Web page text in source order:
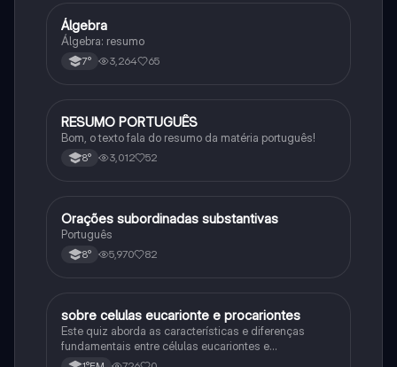
Matematica
Álgebra
Álgebra: resumo
7° 3,264 65
Português
RESUMO PORTUGUÊS
Bom, o texto fala do resumo da matéria português!
8° 3,012 52
Português
Orações subordinadas substantivas
Português
8° 5,970 82
Biologia
sobre celulas eucarionte e procariontes
Este quiz aborda as características e diferenças
fundamentais entre células eucariontes e
procariontes.